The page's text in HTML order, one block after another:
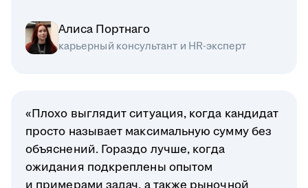
Алиса Портнаго
карьерный консультант и HR-эксперт
«Плохо выглядит ситуация, когда кандидат
просто называет максимальную сумму без
объяснений. Гораздо лучше, когда
ожидания подкреплены опытом